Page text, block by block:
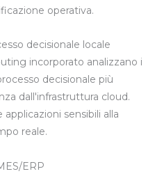
operativa.
decisionale locale
incorporato analizzano i
decisionale più
dall'infrastruttura cloud.
sensibili alla
reale.
ERP